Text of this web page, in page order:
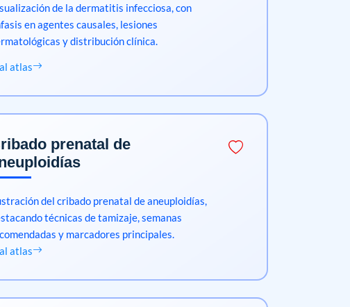
de la dermatitis infecciosa, con
en agentes causales, lesiones
y distribución clínica.
atlas
prenatal de
del cribado prenatal de aneuploidías,
técnicas de tamizaje, semanas
y marcadores principales.
atlas